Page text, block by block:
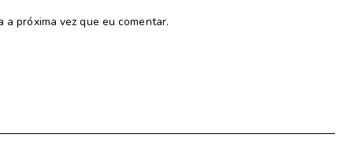
próxima vez que eu comentar.